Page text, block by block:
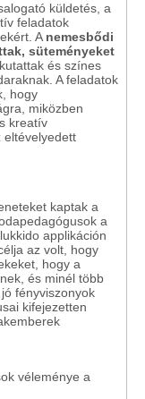
küldetés, a
feladatok
A nemesbődi
süteményeket
és színes
A feladatok
hogy
miközben
kreatív
eltévelyedett
kaptak a
a
applikáción
az volt, hogy
hogy a
és minél több
fényviszonyok
kifejezetten
véleménye a